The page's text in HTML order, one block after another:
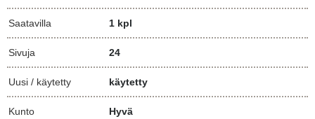
Saatavilla 1 kpl
Sivuja 24
Uusi / käytetty käytetty
Kunto Hyvä